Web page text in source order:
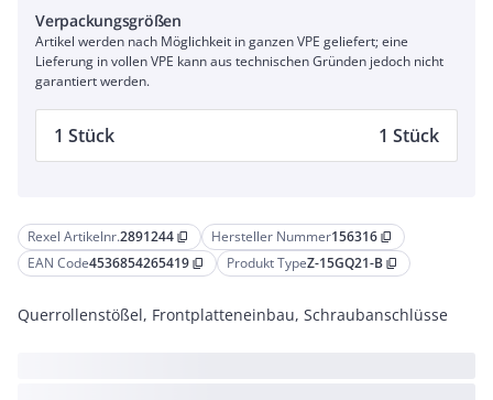
Rexel Artikelnr.2891244 content_copy Hersteller Nummer156316 content_copy
EAN Code4536854265419 content_copy Produkt TypeZ-15GQ21-B content_copy
Querrollenstößel, Frontplatteneinbau, Schraubanschlüsse
Verpackungsgrößen
Artikel werden nach Möglichkeit in ganzen VPE geliefert; eine
Lieferung in vollen VPE kann aus technischen Gründen jedoch nicht
garantiert werden.
1 Stück 1 Stück